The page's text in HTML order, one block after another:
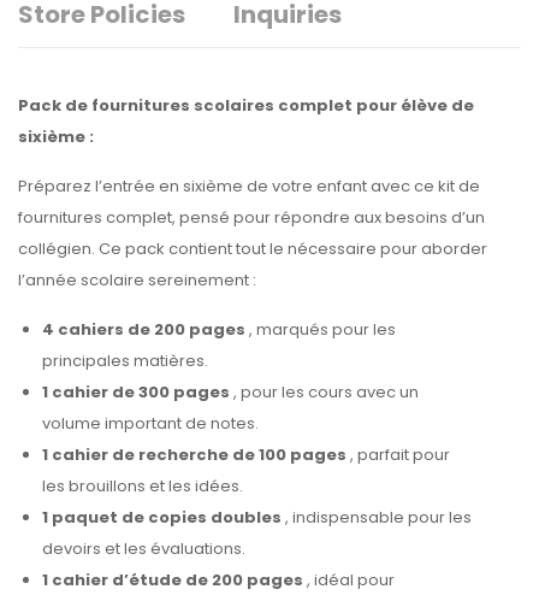
Store Policies
Inquiries
Pack de fournitures scolaires complet pour élève de
sixième :
Préparez l’entrée en sixième de votre enfant avec ce kit de
fournitures complet, pensé pour répondre aux besoins d’un
collégien. Ce pack contient tout le nécessaire pour aborder
l’année scolaire sereinement :
4 cahiers de 200 pages , marqués pour les
principales matières.
1 cahier de 300 pages , pour les cours avec un
volume important de notes.
1 cahier de recherche de 100 pages , parfait pour
les brouillons et les idées.
1 paquet de copies doubles , indispensable pour les
devoirs et les évaluations.
1 cahier d’étude de 200 pages , idéal pour